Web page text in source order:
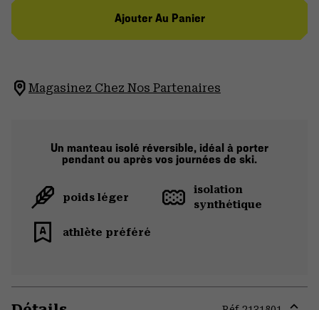
Ajouter Au Panier
Magasinez Chez Nos Partenaires
Un manteau isolé réversible, idéal à porter
pendant ou après vos journées de ski.
poids léger
isolation
synthétique
athlète préféré